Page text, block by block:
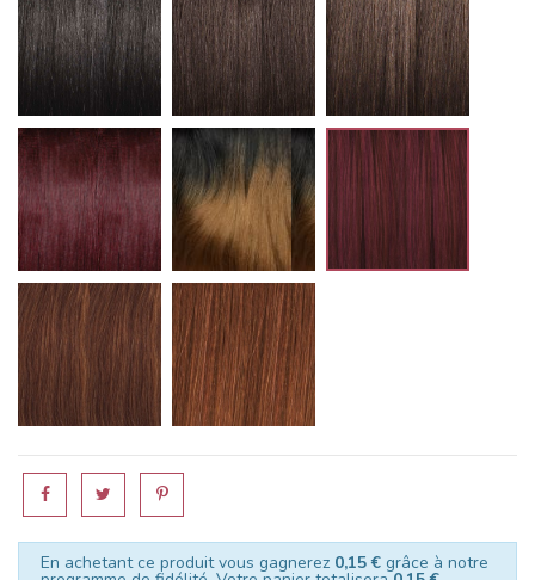
99J T1B/30 M1B/BG
M1B/30 33
En achetant ce produit vous gagnerez 0,15 €grâce à notre